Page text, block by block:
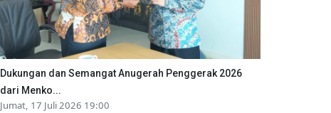
Dukungan dan Semangat Anugerah Penggerak 2026
dari Menko...
Jumat, 17 Juli 2026 19:00